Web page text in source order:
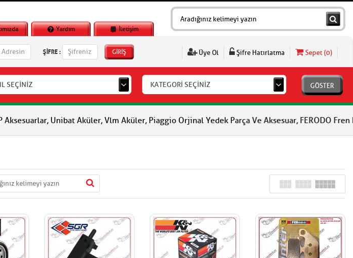
Yardım İletişim
ŞİFRE : GİRİŞ Üye Ol Şifre Hatırlatma Sepet (0)
SEÇİNİZ KATEGORİ SEÇİNİZ GÖSTER
Unibat Aküler, Vlm Aküler, Piaggio Orjinal Yedek Parça Ve Aksesuar, FERODO Fren